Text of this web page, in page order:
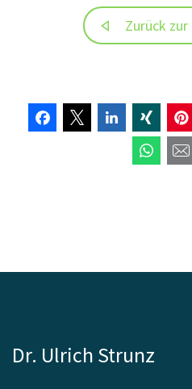
Zurück
Dr. Ulrich Strunz